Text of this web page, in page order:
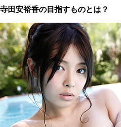
寺田安裕香の目指すものとは？